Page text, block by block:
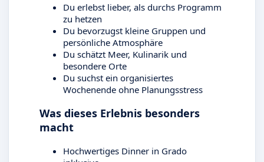
Du erlebst lieber, als durchs Programm
zu hetzen
Du bevorzugst kleine Gruppen und
persönliche Atmosphäre
Du schätzt Meer, Kulinarik und
besondere Orte
Du suchst ein organisiertes
Wochenende ohne Planungsstress
Was dieses Erlebnis besonders
macht
Hochwertiges Dinner in Grado